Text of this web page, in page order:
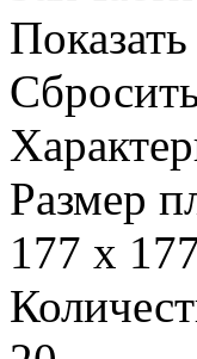
Размер
177 х